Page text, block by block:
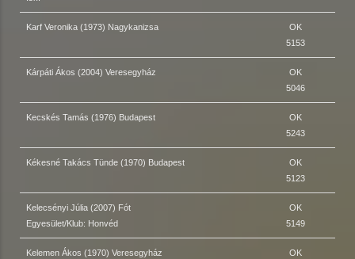
Karf Veronika (1973) Nagykanizsa
OK
5153
Kárpáti Ákos (2004) Veresegyház
OK
5046
Kecskés Tamás (1976) Budapest
OK
5243
Kékesné Takács Tünde (1970) Budapest
OK
5123
Kelecsényi Júlia (2007) Fót
Egyesület/Klub: Honvéd
OK
5149
Kelemen Ákos (1970) Veresegyház OK